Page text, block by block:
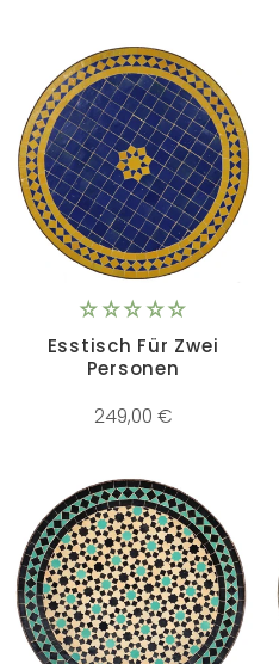
Esstisch Für Zwei
Personen
249,00 €